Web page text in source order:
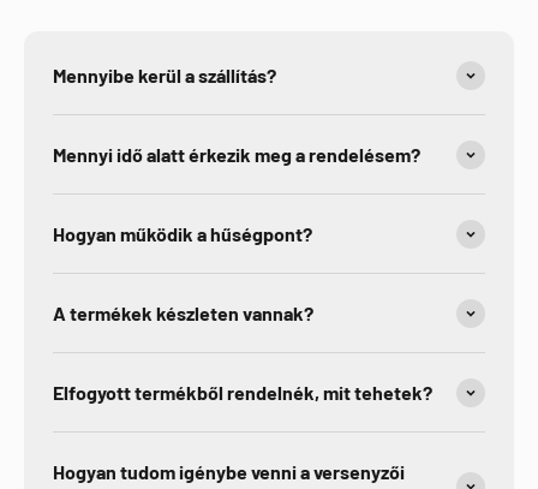
Mennyibe kerül a szállítás?
Mennyi idő alatt érkezik meg a rendelésem?
Hogyan működik a hűségpont?
A termékek készleten vannak?
Elfogyott termékből rendelnék, mit tehetek?
Hogyan tudom igénybe venni a versenyzői